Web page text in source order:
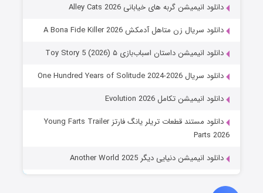
دانلود انیمیشن گربه های خیابانی Alley Cats 2026
دانلود سریال زن متاهل آدمکش A Bona Fide Killer 2026
دانلود انیمیشن داستان اسباب‌بازی ۵ Toy Story 5 (2026)
دانلود سریال One Hundred Years of Solitude 2024-2026
دانلود انیمیشن تکامل Evolution 2026
دانلود مستند قطعات تریلر یانگ فارتز Young Farts Trailer
Parts 2026
دانلود انیمیشن دنیایی دیگر Another World 2025